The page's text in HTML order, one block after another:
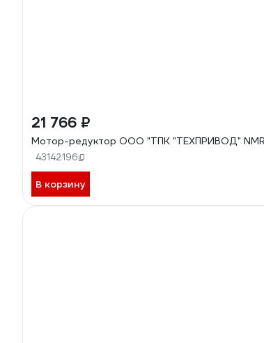
21 766 ₽
Мотор-редуктор ООО "ТПК "ТЕХПРИВОД"
43142196
В корзину